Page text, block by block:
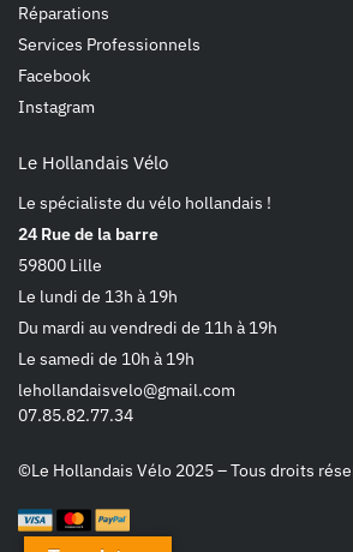
Réparations
Services Professionnels
Facebook
Instagram
Le Hollandais Vélo
Le spécialiste du vélo hollandais !
24 Rue de la barre
59800 Lille
Le lundi de 13h à 19h
Du mardi au vendredi de 11h à 19h
Le samedi de 10h à 19h
lehollandaisvelo@gmail.com
07.85.82.77.34
©Le Hollandais Vélo 2025 – Tous droits